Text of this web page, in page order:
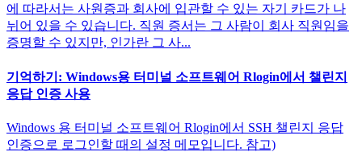
에 따라서는 사원증과 회사에 입관할 수 있는 자기 카드가 나
뉘어 있을 수 있습니다. 직원 증서는 그 사람이 회사 직원임을
증명할 수 있지만, 인가란 그 사...
기억하기: Windows용 터미널 소프트웨어 Rlogin에서 챌린지
응답 인증 사용
Windows 용 터미널 소프트웨어 Rlogin에서 SSH 챌린지 응답
인증으로 로그인할 때의 설정 메모입니다. 참고)